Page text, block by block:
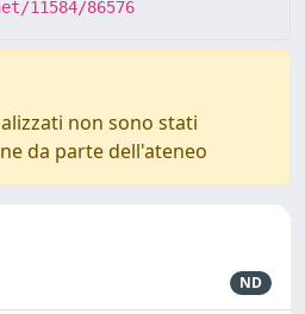
11584/86576
non sono stati
da parte dell'ateneo
ND